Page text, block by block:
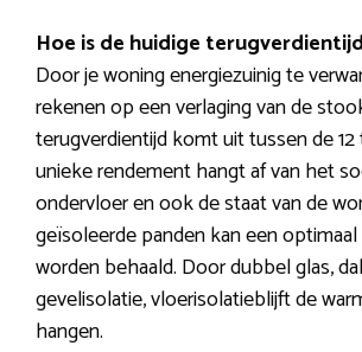
Hoe is de huidige
Door je woning energiezuinig te
rekenen op een verlaging van de
terugverdientijd komt uit tussen de 12
unieke rendement hangt af van het
ondervloer en ook de staat van de
geïsoleerde panden kan een
worden behaald. Door dubbel glas,
gevelisolatie, vloerisolatieblijft de
hangen.